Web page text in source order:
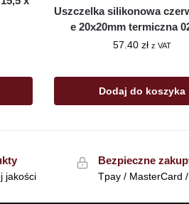
Uszczelka silikonowa
e 20x20mm termiczna
57.40zł z VAT
Dodaj do koszyka
jakości
Bezpieczne
Tpay / MasterCard